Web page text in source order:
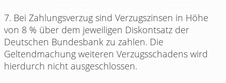
7. Bei Zahlungsverzug sind Verzugszinsen in Höhe
von 8 % über dem jeweiligen Diskontsatz der
Deutschen Bundesbank zu zahlen. Die
Geltendmachung weiteren Verzugsschadens wird
hierdurch nicht ausgeschlossen.